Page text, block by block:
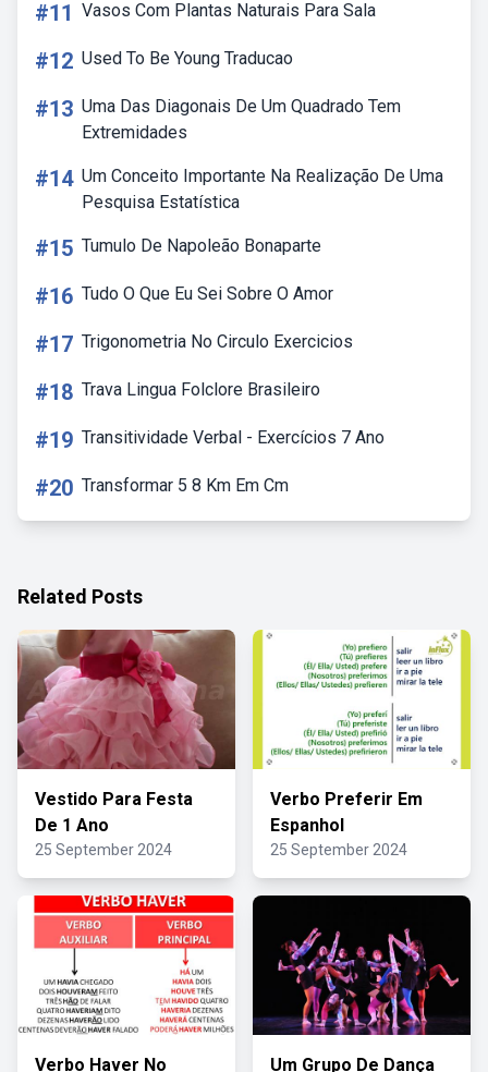
#11 Vasos Com Plantas Naturais Para Sala
#12 Used To Be Young Traducao
#13 Uma Das Diagonais De Um Quadrado Tem
Extremidades
#14 Um Conceito Importante Na Realização De Uma
Pesquisa Estatística
#15 Tumulo De Napoleão Bonaparte
#16 Tudo O Que Eu Sei Sobre O Amor
#17 Trigonometria No Circulo Exercicios
#18 Trava Lingua Folclore Brasileiro
#19 Transitividade Verbal - Exercícios 7 Ano
#20 Transformar 5 8 Km Em Cm
Related Posts
Vestido Para Festa
De 1 Ano
25 September 2024
Verbo Preferir Em
Espanhol
25 September 2024
Verbo Haver No Um Grupo De Dança